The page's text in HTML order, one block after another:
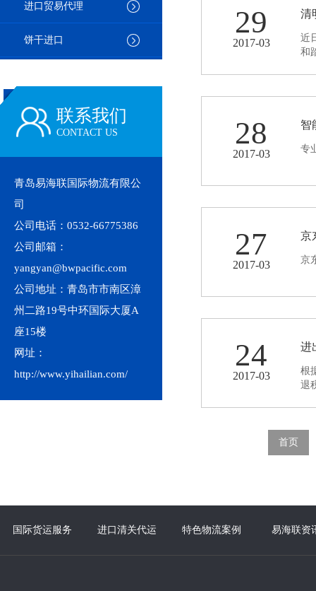
进口贸易代理
饼干进口
联系我们
CONTACT US
青岛易海联国际物流有限公
司
公司电话：0532-66775386
公司邮箱：
yangyan@bwpacific.com
公司地址：青岛市市南区漳
州二路19号中环国际大厦A
座15楼
网址：
http://www.yihailian.com/
29
2017-03
清
近
和
28
2017-03
智
专
27
2017-03
京
京
24
2017-03
进
根
退
首页
国际货运服务 进口清关代运 特色物流案例 易海联资